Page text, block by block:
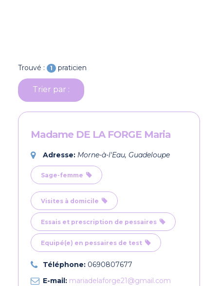
Trouvé : 1 praticien
Trier par :
Madame DE LA FORGE Maria
Adresse: Morne-à-l'Eau, Guadeloupe
Sage-femme
Visites à domicile
Essais et prescription de pessaires
Equipé(e) en pessaires de test
Téléphone: 0690807677
E-mail: mariadelaforge21@gmail.com